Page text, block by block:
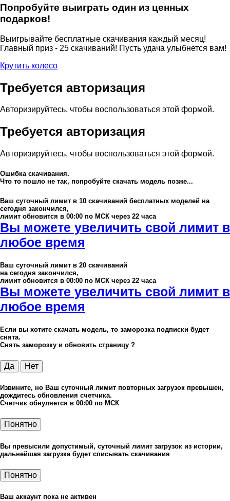
Попробуйте выиграть один из ценных
подарков!
Выигрывайте бесплатные скачивания каждый месяц!
Главный приз - 25 скачиваний! Пусть удача улыбнется вам!
Крутить колесо
Требуется авторизация
Авторизируйтесь, чтобы воспользоваться этой формой.
Требуется авторизация
Авторизируйтесь, чтобы воспользоваться этой формой.
Ошибка скачивания.
Что то пошло не так, попробуйте скачать модель позже...
Ваш суточный лимит в 10 скачиваний бесплатных моделей на
сегодня закончился,
лимит обновится в 00:00 по МСК через 22 часа
Вы можете увеличить свой лимит в
любое время
Ваш суточный лимит в 20 скачиваний
на сегодня закончился,
лимит обновится в 00:00 по МСК через 22 часа
Вы можете увеличить свой лимит в
любое время
Если вы хотите скачать модель, то заморозка подписки будет
снята.
Снять заморозку и обновить страницу ?
Да Нет
Извините, но Ваш суточный лимит повторных загрузок превышен,
дождитесь обновления счетчика.
Счетчик обнуляется в 00:00 по МСК
Понятно
Вы превысили допустимый, суточный лимит загрузок из истории,
дальнейшая загрузка будет списывать скачивания
Понятно
Ваш аккаунт пока не активен